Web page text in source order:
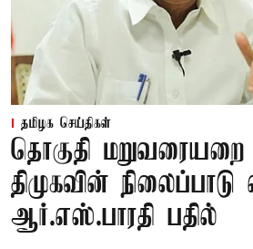
தமிழக செய்திகள்
தொகுதி
திமுகவின்
ஆர்.எஸ்.பாரதி பதில்